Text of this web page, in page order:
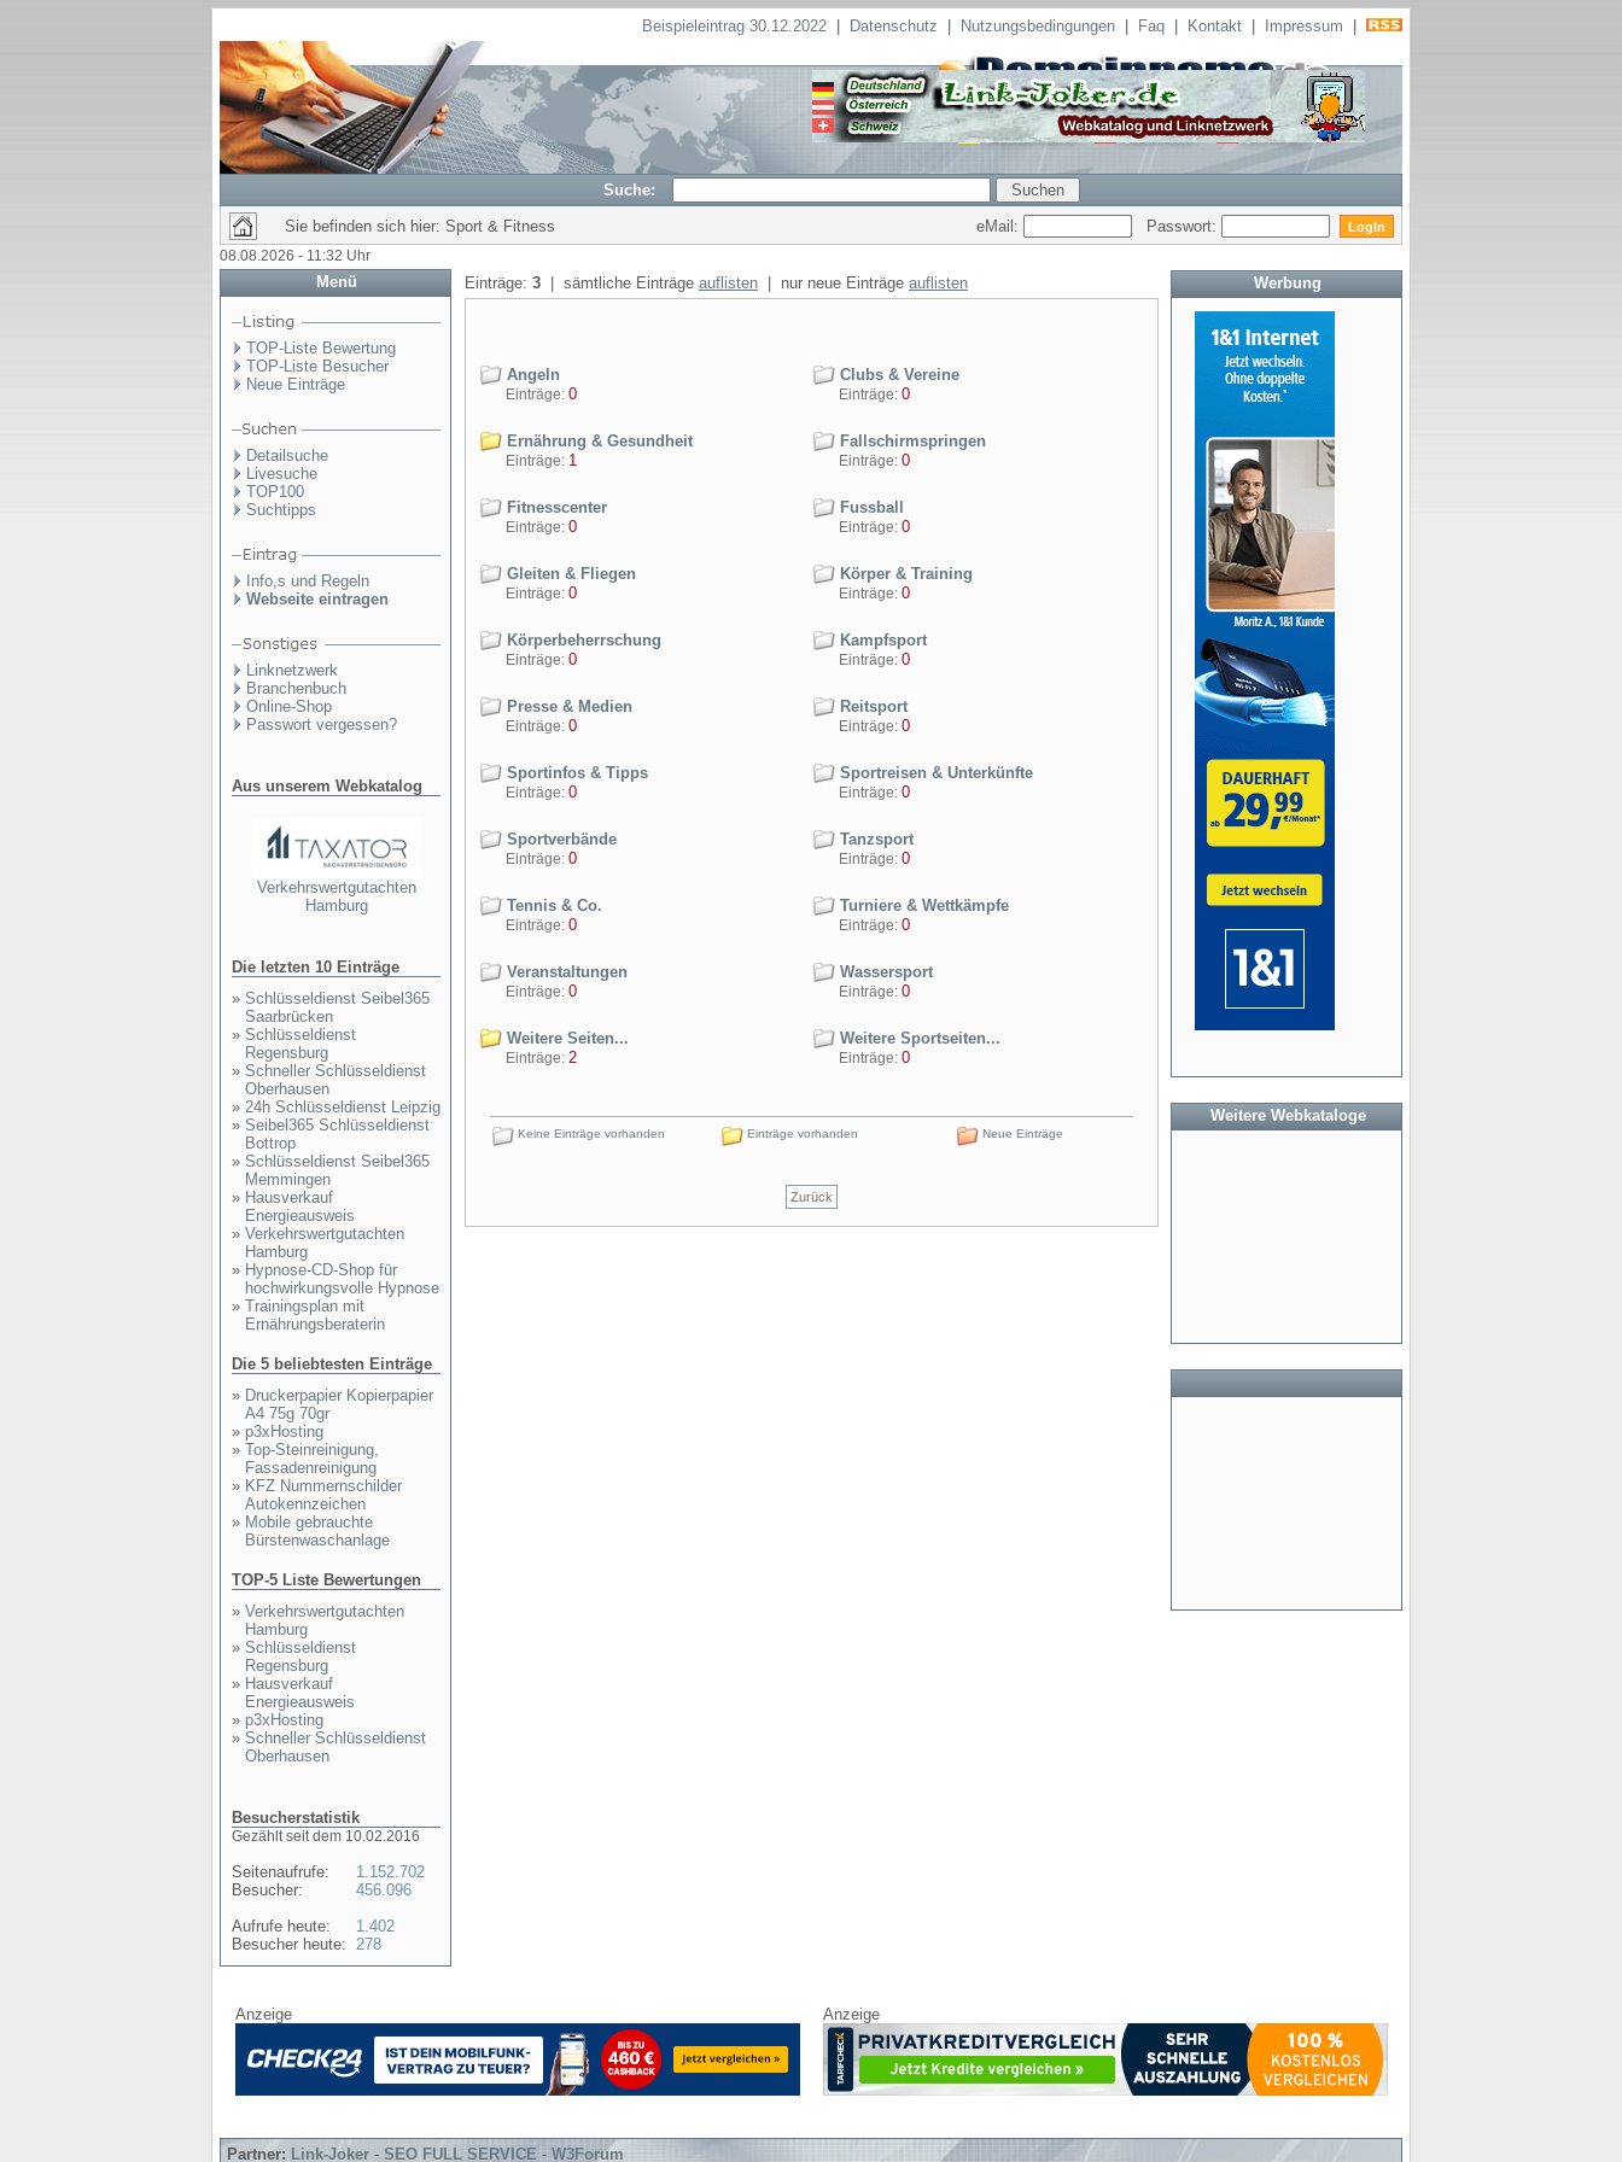
Beispieleintrag 30.12.2022 Datenschutz Nutzungsbedingungen Faq Kontakt Impressum
Suche:
Sie befinden sich hier: Sport & Fitness
eMail: Passwort:
08.08.2026 - 11:32 Uhr
Menü
TOP-Liste Bewertung
TOP-Liste Besucher
Neue Einträge
Detailsuche
Livesuche
TOP100
Suchtipps
Info,s und Regeln
Webseite eintragen
Linknetzwerk
Branchenbuch
Online-Shop
Passwort vergessen?
Aus unserem Webkatalog
Verkehrswertgutachten
Hamburg
Die letzten 10 Einträge
» Schlüsseldienst Seibel365
Saarbrücken
» Schlüsseldienst
Regensburg
» Schneller Schlüsseldienst
Oberhausen
» 24h Schlüsseldienst Leipzig
» Seibel365 Schlüsseldienst
Bottrop
» Schlüsseldienst Seibel365
Memmingen
» Hausverkauf
Energieausweis
» Verkehrswertgutachten
Hamburg
» Hypnose-CD-Shop für
hochwirkungsvolle Hypnose
» Trainingsplan mit
Ernährungsberaterin
Die 5 beliebtesten Einträge
» Druckerpapier Kopierpapier
A4 75g 70gr
» p3xHosting
» Top-Steinreinigung,
Fassadenreinigung
» KFZ Nummernschilder
Autokennzeichen
» Mobile gebrauchte
Bürstenwaschanlage
TOP-5 Liste Bewertungen
» Verkehrswertgutachten
Hamburg
» Schlüsseldienst
Regensburg
» Hausverkauf
Energieausweis
» p3xHosting
» Schneller Schlüsseldienst
Oberhausen
Besucherstatistik
Gezählt seit dem 10.02.2016
Seitenaufrufe:
Besucher:
Aufrufe heute:
Besucher heute:
1.152.702
456.096
1.402
278
Einträge: 3 | sämtliche Einträge auflisten | nur neue Einträge auflisten
Angeln
Einträge: 0
Clubs & Vereine
Einträge: 0
Ernährung & Gesundheit
Einträge: 1
Fallschirmspringen
Einträge: 0
Fitnesscenter
Einträge: 0
Fussball
Einträge: 0
Gleiten & Fliegen
Einträge: 0
Körper & Training
Einträge: 0
Körperbeherrschung
Einträge: 0
Kampfsport
Einträge: 0
Presse & Medien
Einträge: 0
Reitsport
Einträge: 0
Sportinfos & Tipps
Einträge: 0
Sportreisen & Unterkünfte
Einträge: 0
Sportverbände
Einträge: 0
Tanzsport
Einträge: 0
Tennis & Co.
Einträge: 0
Turniere & Wettkämpfe
Einträge: 0
Veranstaltungen
Einträge: 0
Wassersport
Einträge: 0
Weitere Seiten...
Einträge: 2
Weitere Sportseiten...
Einträge: 0
Keine Einträge vorhanden Einträge vorhanden Neue Einträge
Zurück
Werbung
Weitere Webkataloge
Anzeige Anzeige
Partner: Link-Joker - SEO FULL SERVICE - W3Forum